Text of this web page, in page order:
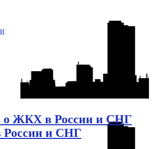
о ЖКХ в России и СНГ
и СНГ